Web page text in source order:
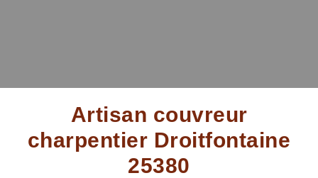
Artisan couvreur
charpentier Droitfontaine
25380